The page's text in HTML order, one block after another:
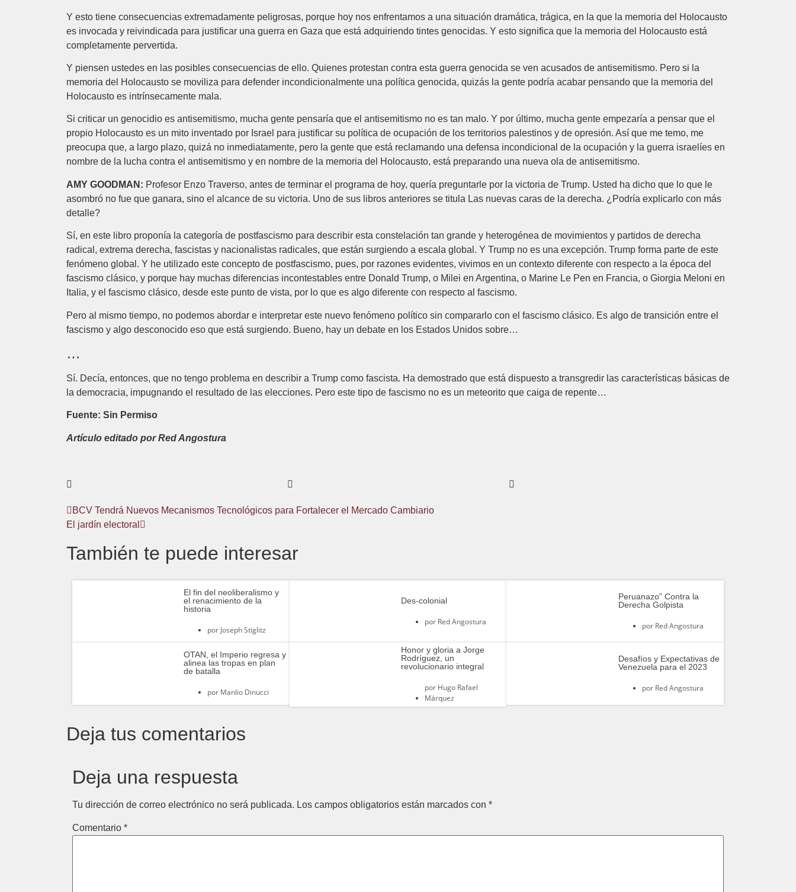
Y esto tiene consecuencias extremadamente peligrosas, porque hoy nos enfrentamos a una situación dramática, trágica, en la que la memoria del Holocausto
es invocada y reivindicada para justificar una guerra en Gaza que está adquiriendo tintes genocidas. Y esto significa que la memoria del Holocausto está
completamente pervertida.
Y piensen ustedes en las posibles consecuencias de ello. Quienes protestan contra esta guerra genocida se ven acusados de antisemitismo. Pero si la
memoria del Holocausto se moviliza para defender incondicionalmente una política genocida, quizás la gente podría acabar pensando que la memoria del
Holocausto es intrínsecamente mala.
Si criticar un genocidio es antisemitismo, mucha gente pensaría que el antisemitismo no es tan malo. Y por último, mucha gente empezaría a pensar que el
propio Holocausto es un mito inventado por Israel para justificar su política de ocupación de los territorios palestinos y de opresión. Así que me temo, me
preocupa que, a largo plazo, quizá no inmediatamente, pero la gente que está reclamando una defensa incondicional de la ocupación y la guerra israelíes en
nombre de la lucha contra el antisemitismo y en nombre de la memoria del Holocausto, está preparando una nueva ola de antisemitismo.
AMY GOODMAN: Profesor Enzo Traverso, antes de terminar el programa de hoy, quería preguntarle por la victoria de Trump. Usted ha dicho que lo que le
asombró no fue que ganara, sino el alcance de su victoria. Uno de sus libros anteriores se titula Las nuevas caras de la derecha. ¿Podría explicarlo con más
detalle?
Sí, en este libro proponía la categoría de postfascismo para describir esta constelación tan grande y heterogénea de movimientos y partidos de derecha
radical, extrema derecha, fascistas y nacionalistas radicales, que están surgiendo a escala global. Y Trump no es una excepción. Trump forma parte de este
fenómeno global. Y he utilizado este concepto de postfascismo, pues, por razones evidentes, vivimos en un contexto diferente con respecto a la época del
fascismo clásico, y porque hay muchas diferencias incontestables entre Donald Trump, o Milei en Argentina, o Marine Le Pen en Francia, o Giorgia Meloni en
Italia, y el fascismo clásico, desde este punto de vista, por lo que es algo diferente con respecto al fascismo.
Pero al mismo tiempo, no podemos abordar e interpretar este nuevo fenómeno político sin compararlo con el fascismo clásico. Es algo de transición entre el
fascismo y algo desconocido eso que está surgiendo. Bueno, hay un debate en los Estados Unidos sobre…
…
Sí. Decía, entonces, que no tengo problema en describir a Trump como fascista. Ha demostrado que está dispuesto a transgredir las características básicas de
la democracia, impugnando el resultado de las elecciones. Pero este tipo de fascismo no es un meteorito que caiga de repente…
Fuente: Sin Permiso
Artículo editado por Red Angostura
BCV Tendrá Nuevos Mecanismos Tecnológicos para Fortalecer el Mercado Cambiario
El jardín electoral
También te puede interesar
El fin del neoliberalismo y
el renacimiento de la
historia
por Joseph Stiglitz
Des-colonial
porRed Angostura
Peruanazo” Contra la
Derecha Golpista
porRed Angostura
OTAN, el Imperio regresa y
alinea las ‎tropas en plan
de batalla
por Manlio Dinucci
Honor y gloria a Jorge
Rodríguez, un
revolucionario integral
porHugo Rafael
Márquez
Desafíos y Expectativas de
Venezuela para el 2023
porRed Angostura
Deja tus comentarios
Deja una respuesta
Tu dirección de correo electrónico no será publicada. Los campos obligatorios están marcados con *
Comentario *